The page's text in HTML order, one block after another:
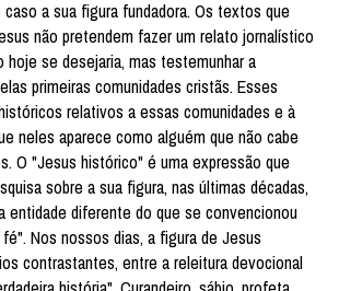
a sua figura fundadora. Os textos que
não pretendem fazer um relato jornalístico
hoje se desejaria, mas testemunhar a
primeiras comunidades cristãs. Esses
relativos a essas comunidades e à
neles aparece como alguém que não cabe
O "Jesus histórico" é uma expressão que
sobre a sua figura, nas últimas décadas,
entidade diferente do que se convencionou
Nos nossos dias, a figura de Jesus
contrastantes, entre a releitura devocional